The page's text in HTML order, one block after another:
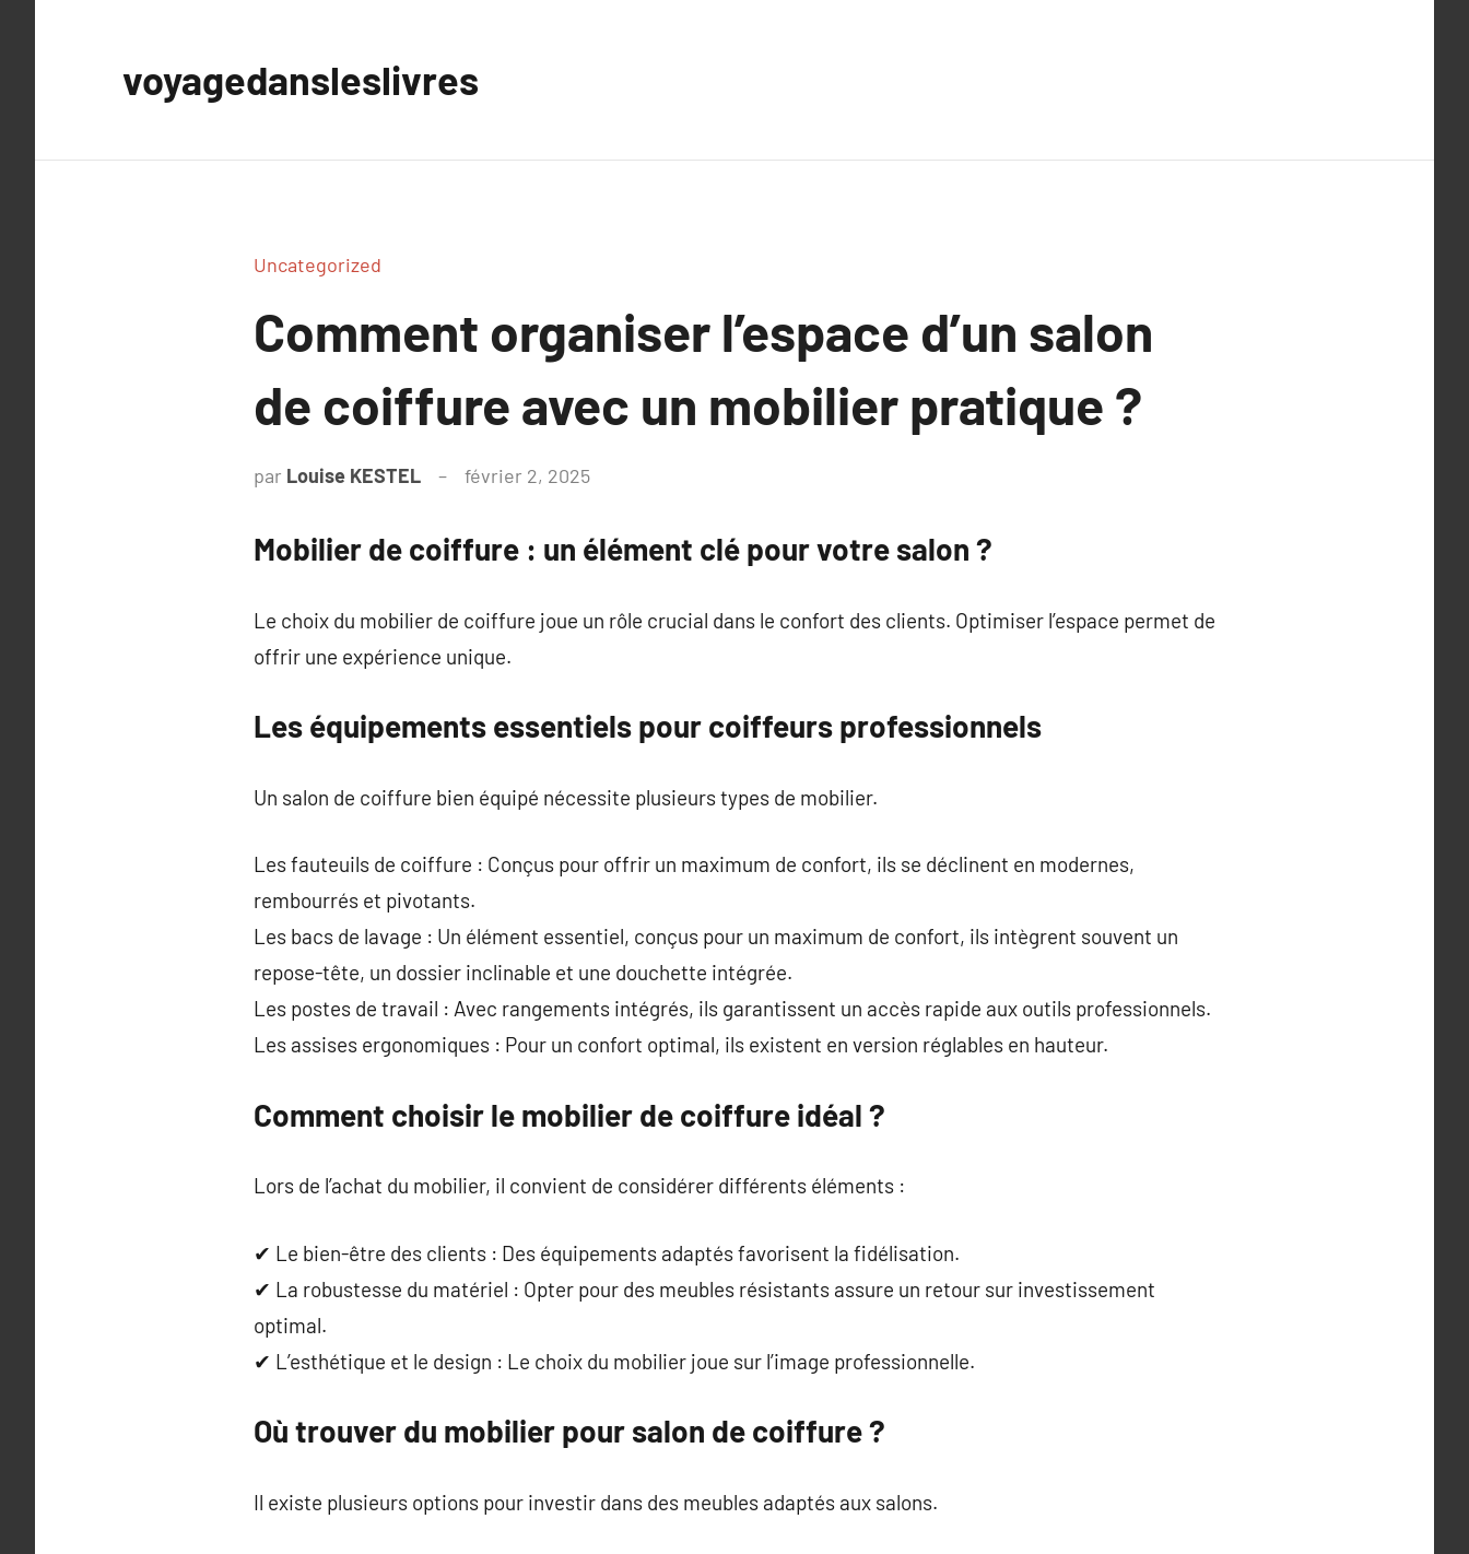
voyagedansleslivres
Uncategorized
Comment organiser l’espace d’un salon
de coiffure avec un mobilier pratique ?
par Louise KESTEL février 2, 2025
Mobilier de coiffure : un élément clé pour votre salon ?
Le choix du mobilier de coiffure joue un rôle crucial dans le confort des clients. Optimiser l’espace permet de
offrir une expérience unique.
Les équipements essentiels pour coiffeurs professionnels
Un salon de coiffure bien équipé nécessite plusieurs types de mobilier.
Les fauteuils de coiffure : Conçus pour offrir un maximum de confort, ils se déclinent en modernes,
rembourrés et pivotants.
Les bacs de lavage : Un élément essentiel, conçus pour un maximum de confort, ils intègrent souvent un
repose-tête, un dossier inclinable et une douchette intégrée.
Les postes de travail : Avec rangements intégrés, ils garantissent un accès rapide aux outils professionnels.
Les assises ergonomiques : Pour un confort optimal, ils existent en version réglables en hauteur.
Comment choisir le mobilier de coiffure idéal ?
Lors de l’achat du mobilier, il convient de considérer différents éléments :
✔ Le bien-être des clients : Des équipements adaptés favorisent la fidélisation.
✔ La robustesse du matériel : Opter pour des meubles résistants assure un retour sur investissement
optimal.
✔ L’esthétique et le design : Le choix du mobilier joue sur l’image professionnelle.
Où trouver du mobilier pour salon de coiffure ?
Il existe plusieurs options pour investir dans des meubles adaptés aux salons.